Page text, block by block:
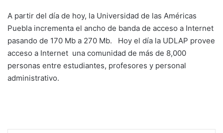
A partir del día de hoy, la Universidad de las Américas
Puebla incrementa el ancho de banda de acceso a Internet
pasando de 170 Mb a 270 Mb. Hoy el día la UDLAP provee
acceso a Internet una comunidad de más de 8,000
personas entre estudiantes, profesores y personal
administrativo.